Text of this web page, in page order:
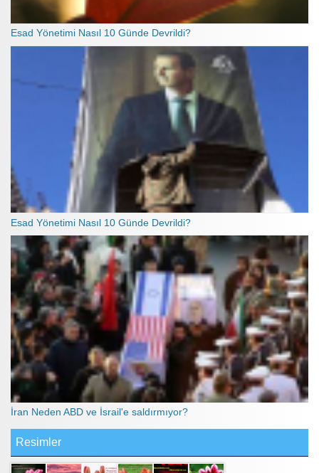
Esad Yönetimi Nasıl 10 Günde Devrildi?
Esad Yönetimi Nasıl 10 Günde Devrildi?
İran Neden ABD ve İsrail'e saldırmıyor?
Resimler